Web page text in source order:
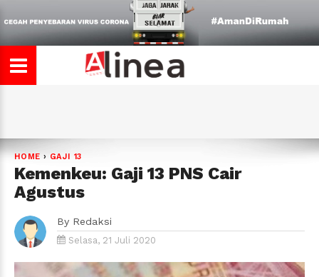
HOME › GAJI 13
Kemenkeu: Gaji 13 PNS Cair
Agustus
By Redaksi
Selasa, 21 Juli 2020